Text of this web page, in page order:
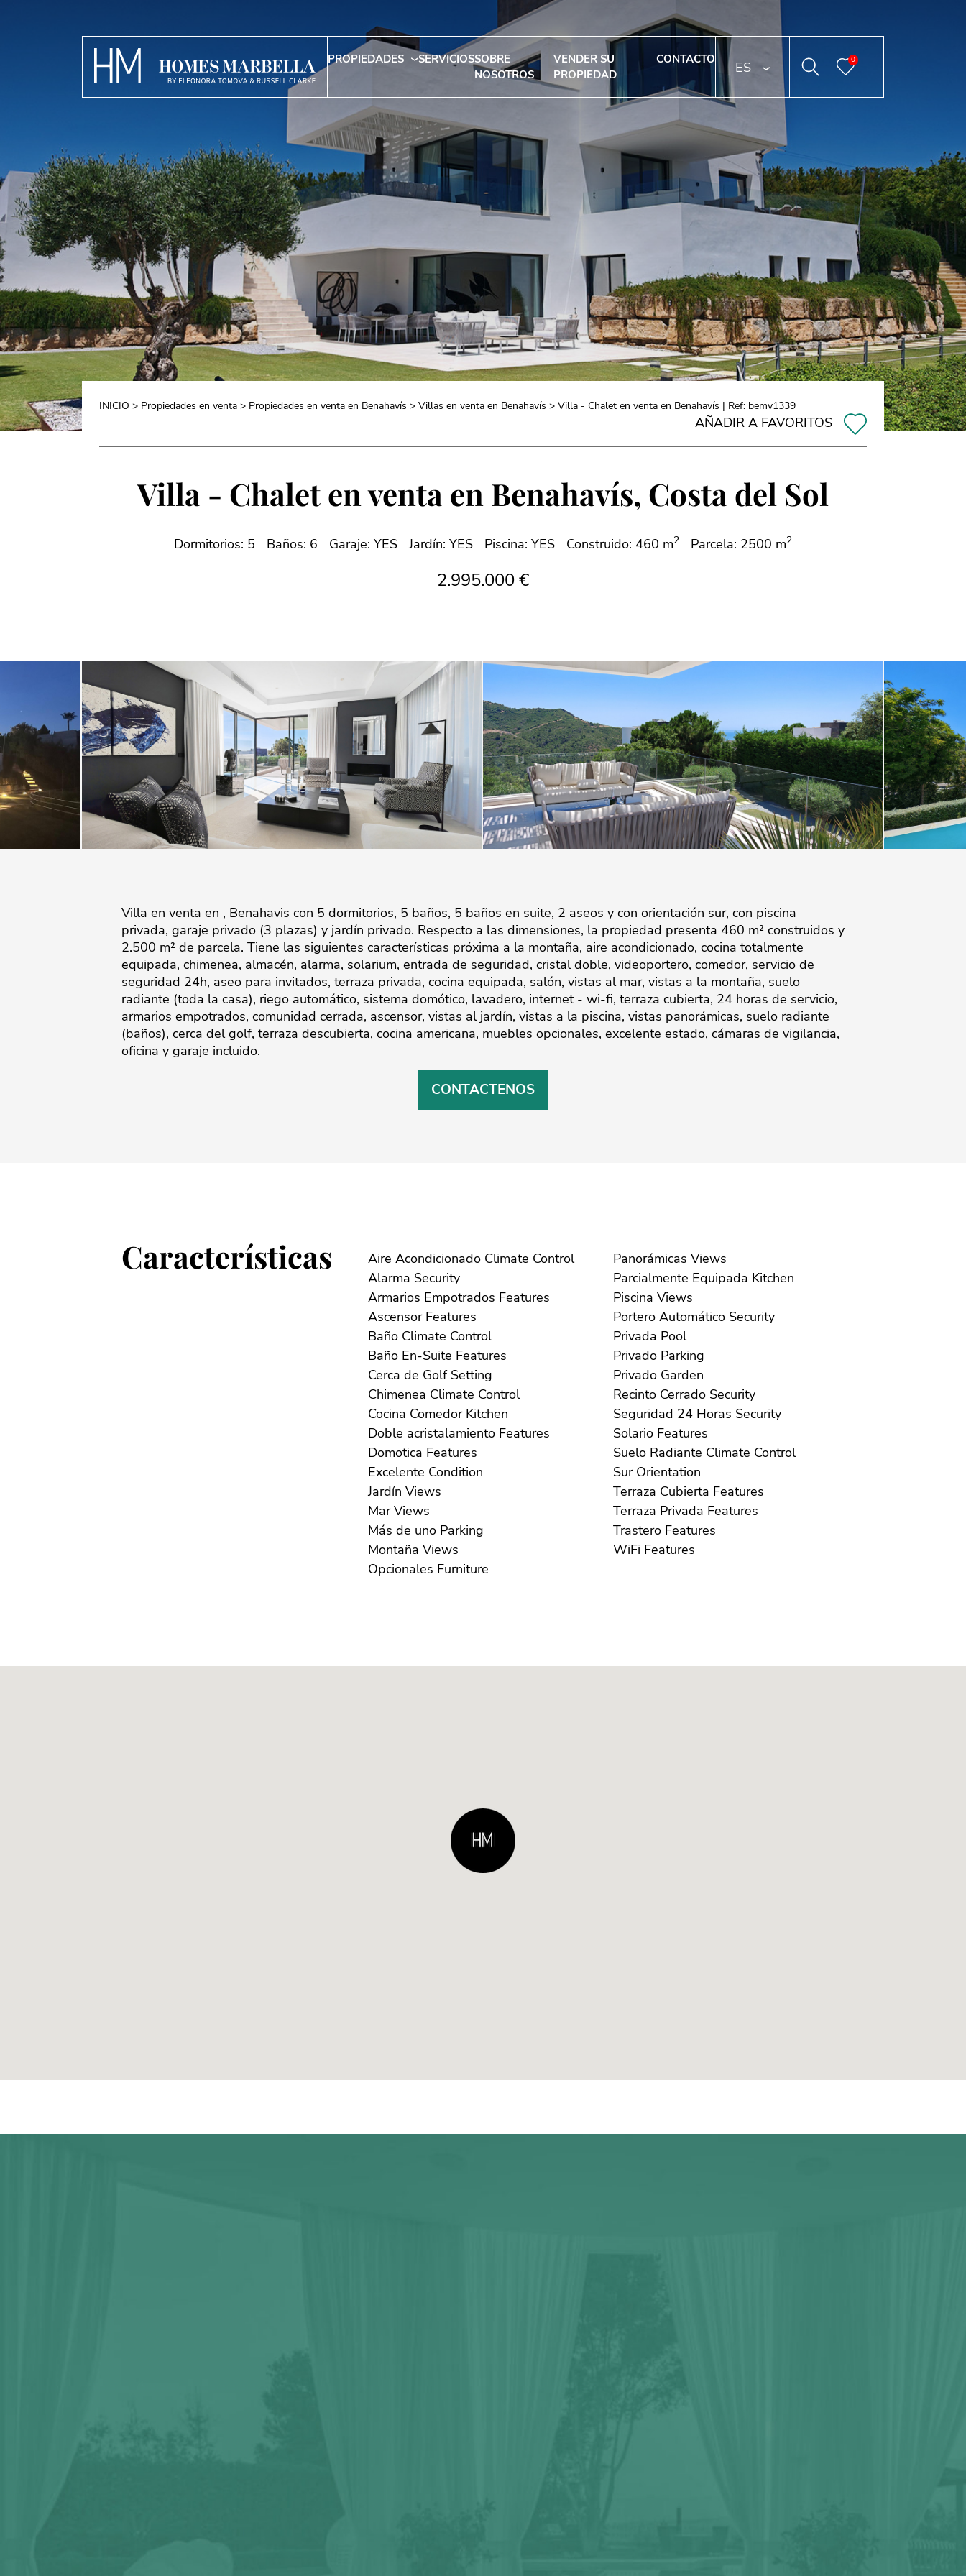
PROPIEDADES SERVICIOSSOBRE
NOSOTROS
VENDER SU
PROPIEDAD
CONTACTO
ESPAÑOL 0
INICIO > Propiedades en venta > Propiedades en venta en Benahavís > Villas en venta en Benahavís > Villa - Chalet en venta en Benahavís | Ref: bemv1339
AÑADIR A FAVORITOS
Villa - Chalet en venta en Benahavís, Costa del Sol
Dormitorios: 5 Baños: 6 Garaje: YES Jardín: YES Piscina: YES Construido: 460 m2 Parcela: 2500 m2
2.995.000 €
Villa en venta en , Benahavis con 5 dormitorios, 5 baños, 5 baños en suite, 2 aseos y con orientación sur, con piscina
privada, garaje privado (3 plazas) y jardín privado. Respecto a las dimensiones, la propiedad presenta 460 m² construidos y
2.500 m² de parcela. Tiene las siguientes características próxima a la montaña, aire acondicionado, cocina totalmente
equipada, chimenea, almacén, alarma, solarium, entrada de seguridad, cristal doble, videoportero, comedor, servicio de
seguridad 24h, aseo para invitados, terraza privada, cocina equipada, salón, vistas al mar, vistas a la montaña, suelo
radiante (toda la casa), riego automático, sistema domótico, lavadero, internet - wi-fi, terraza cubierta, 24 horas de servicio,
armarios empotrados, comunidad cerrada, ascensor, vistas ‌al ‌jardín, ‌vistas ‌a ‌la piscina, vistas ‌panorámicas, ‌suelo ‌radiante
‌(baños), ‌cerca del ‌golf, ‌terraza ‌descubierta, ‌cocina ‌americana, muebles opcionales, ‌excelente estado, cámaras ‌de ‌vigilancia,
‌oficina ‌y ‌garaje ‌incluido.
CONTACTENOS
Características
Aire Acondicionado Climate Control
Alarma Security
Armarios Empotrados Features
Ascensor Features
Baño Climate Control
Baño En-Suite Features
Cerca de Golf Setting
Chimenea Climate Control
Cocina Comedor Kitchen
Doble acristalamiento Features
Domotica Features
Excelente Condition
Jardín Views
Mar Views
Más de uno Parking
Montaña Views
Opcionales Furniture
Panorámicas Views
Parcialmente Equipada Kitchen
Piscina Views
Portero Automático Security
Privada Pool
Privado Parking
Privado Garden
Recinto Cerrado Security
Seguridad 24 Horas Security
Solario Features
Suelo Radiante Climate Control
Sur Orientation
Terraza Cubierta Features
Terraza Privada Features
Trastero Features
WiFi Features